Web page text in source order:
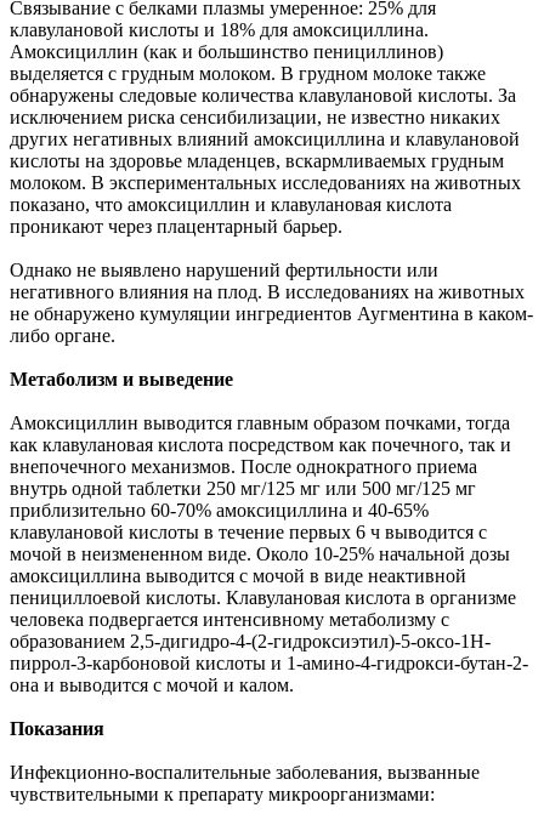
Связывание с белками плазмы умеренное: 25% для
клавулановой кислоты и 18% для амоксициллина.
Амоксициллин (как и большинство пенициллинов)
выделяется с грудным молоком. В грудном молоке также
обнаружены следовые количества клавулановой кислоты. За
исключением риска сенсибилизации, не известно никаких
других негативных влияний амоксициллина и клавулановой
кислоты на здоровье младенцев, вскармливаемых грудным
молоком. В экспериментальных исследованиях на животных
показано, что амоксициллин и клавулановая кислота
проникают через плацентарный барьер.
Однако не выявлено нарушений фертильности или
негативного влияния на плод. В исследованиях на животных
не обнаружено кумуляции ингредиентов Аугментина в каком-
либо органе.
Метаболизм и выведение
Амоксициллин выводится главным образом почками, тогда
как клавулановая кислота посредством как почечного, так и
внепочечного механизмов. После однократного приема
внутрь одной таблетки 250 мг/125 мг или 500 мг/125 мг
приблизительно 60-70% амоксициллина и 40-65%
клавулановой кислоты в течение первых 6 ч выводится с
мочой в неизмененном виде. Около 10-25% начальной дозы
амоксициллина выводится с мочой в виде неактивной
пенициллоевой кислоты. Клавулановая кислота в организме
человека подвергается интенсивному метаболизму с
образованием 2,5-дигидро-4-(2-гидроксиэтил)-5-оксо-1H-
пиррол-3-карбоновой кислоты и 1-амино-4-гидрокси-бутан-2-
она и выводится с мочой и калом.
Показания
Инфекционно-воспалительные заболевания, вызванные
чувствительными к препарату микроорганизмами: